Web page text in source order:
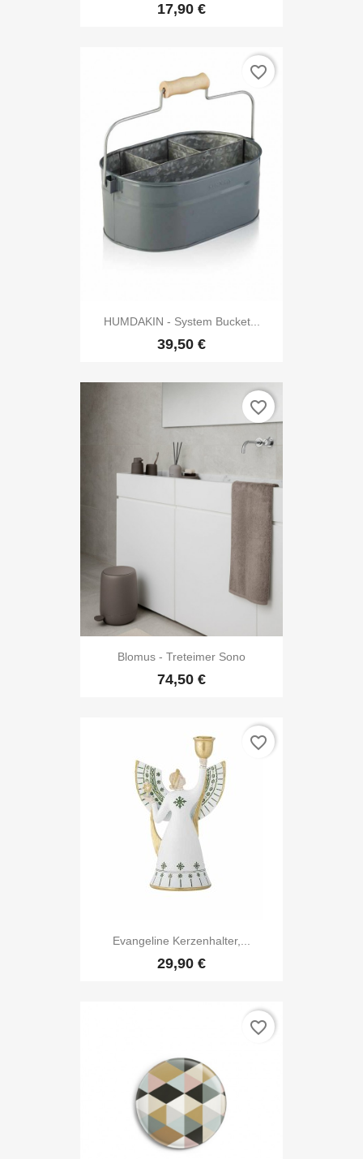
17,90 €
HUMDAKIN - System Bucket...
39,50 €
favorite_border
Blomus - Treteimer Sono
74,50 €
favorite_border
Evangeline Kerzenhalter,...
29,90 €
favorite_border
favorite_border